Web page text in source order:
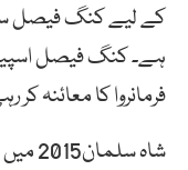
کے لیے کنگ فیصل
ہے۔ کنگ فیصل
فرمانروا کا معائنہ کر
شاہ